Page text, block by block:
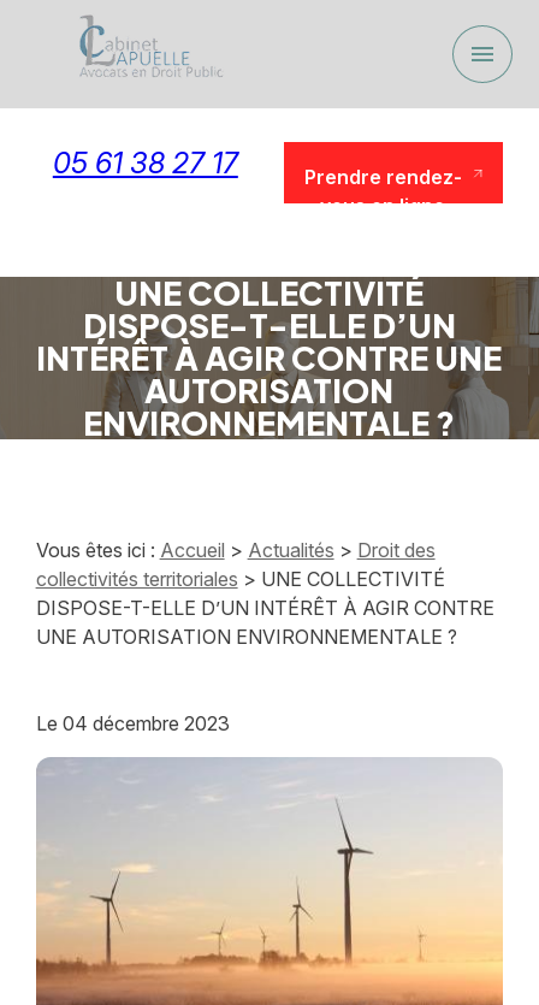
menu
05 61 38 27 17
Prendre rendez-
vous en ligne
UNE COLLECTIVITÉ
DISPOSE-T-ELLE D’UN
INTÉRÊT À AGIR CONTRE UNE
AUTORISATION
ENVIRONNEMENTALE ?
Vous êtes ici : Accueil > Actualités > Droit des
collectivités territoriales > UNE COLLECTIVITÉ
DISPOSE-T-ELLE D’UN INTÉRÊT À AGIR CONTRE
UNE AUTORISATION ENVIRONNEMENTALE ?
Le 04 décembre 2023
Panneau de gestion des cookies